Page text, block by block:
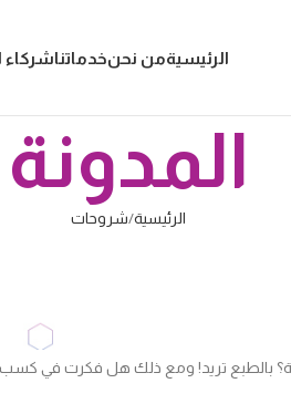
الرئيسيةمن نحنخدماتناشركاء
المدونة
الرئيسية شروحات
بالطبع تريد! ومع ذلك هل فكرت في